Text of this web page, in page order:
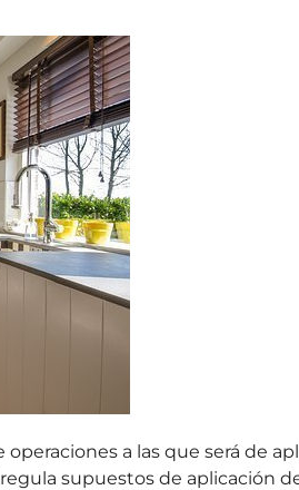
a las que será de
regula supuestos de aplicación